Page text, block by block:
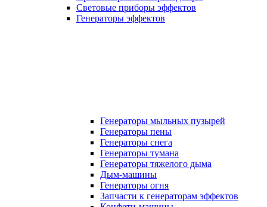
Световые приборы эффектов
Генераторы эффектов
Генераторы мыльных пузырей
Генераторы пены
Генераторы снега
Генераторы тумана
Генераторы тяжелого дыма
Дым-машины
Генераторы огня
Запчасти к генераторам эффектов